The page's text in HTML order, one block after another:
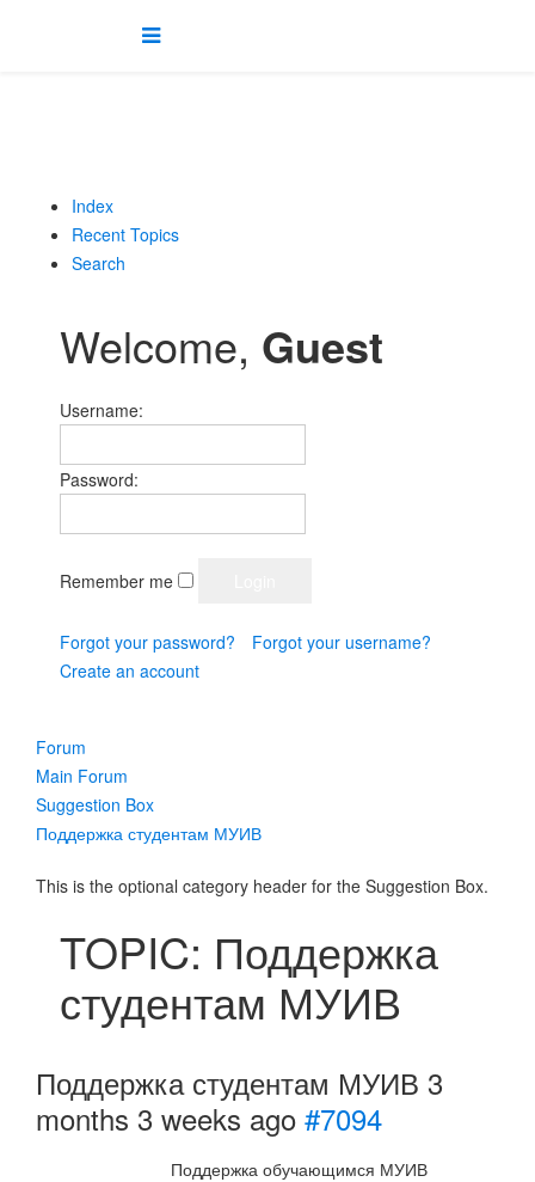
Index
Recent Topics
Search
Welcome, Guest
Username:
Password:
Remember me
Forgot your password?
Forgot your username?
Create an account
Forum
Main Forum
Suggestion Box
Поддержка студентам МУИВ
This is the optional category header for the Suggestion Box.
TOPIC: Поддержка
студентам МУИВ
Поддержка студентам МУИВ 3
months 3 weeks ago #7094
Поддержка обучающимся МУИВ